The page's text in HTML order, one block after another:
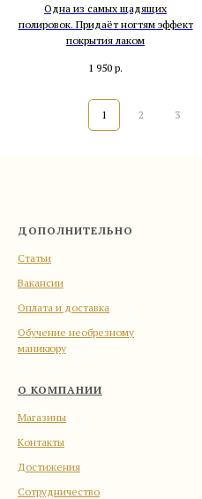
Одна из самых щадящих
полировок. Придаёт ногтям эффект
покрытия лаком
1 950 р.
1 2 3
ДОПОЛНИТЕЛЬНО
Статьи
Вакансии
Оплата и доставка
Обучение необрезному
маникюру
О КОМПАНИИ
Магазины
Контакты
Достижения
Сотрудничество